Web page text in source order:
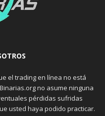
el trading en línea no está
no asume ninguna
pérdidas sufridas
usted haya podido practicar.